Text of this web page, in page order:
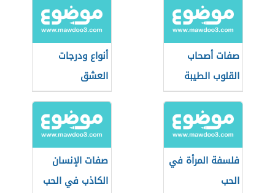
صفات أصحاب
القلوب الطيبة
أنواع ودرجات
العشق
فلسفة المرأة في
الحب
صفات الإنسان
الكاذب في الحب